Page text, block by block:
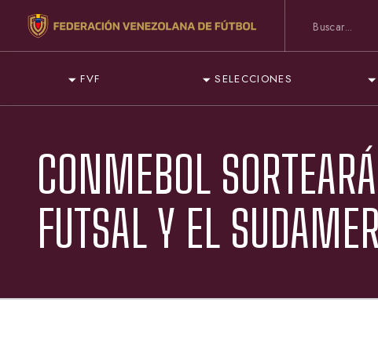
FVF SELECCIONES
CONMEBOL
FUTSAL Y EL